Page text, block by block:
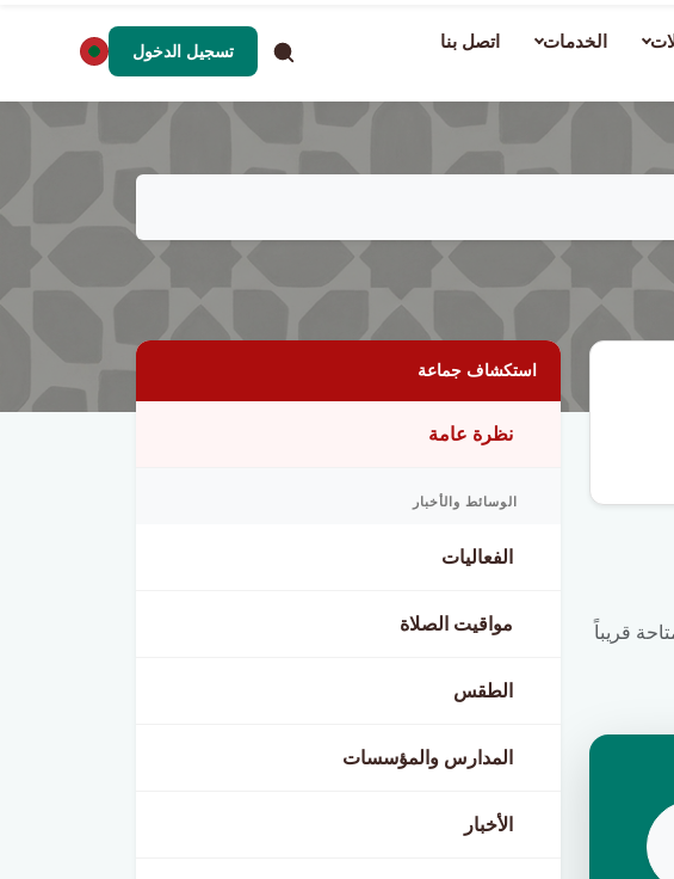
الخدمات اتصل بنا تسجيل الدخول
قريباً
استكشاف جماعة
نظرة عامة
الوسائط والأخبار
الفعاليات
مواقيت الصلاة
الطقس
المدارس والمؤسسات
الأخبار